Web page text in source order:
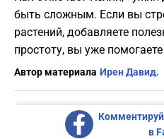
быть сложным. Если вы
растений, добавляете
простоту, вы уже
Автор материала Ирен Давид.
в